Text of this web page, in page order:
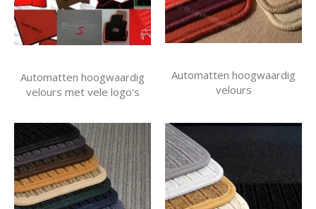
Automatten hoogwaardig
velours met vele logo's
Automatten hoogwaardig
velours